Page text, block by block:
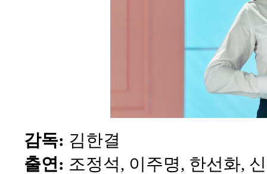
감독: 김한결
출연: 조정석, 이주명, 한선화,